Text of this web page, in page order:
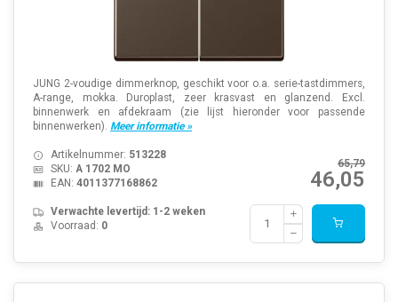
JUNG 2-voudige dimmerknop, geschikt voor o.a. serie-tastdimmers,
A-range, mokka. Duroplast, zeer krasvast en glanzend. Excl.
binnenwerk en afdekraam (zie lijst hieronder voor passende
binnenwerken). Meer informatie »
65,79
46,05
Artikelnummer: 513228
SKU: A 1702 MO
EAN: 4011377168862
Verwachte levertijd: 1-2 weken
Voorraad: 0